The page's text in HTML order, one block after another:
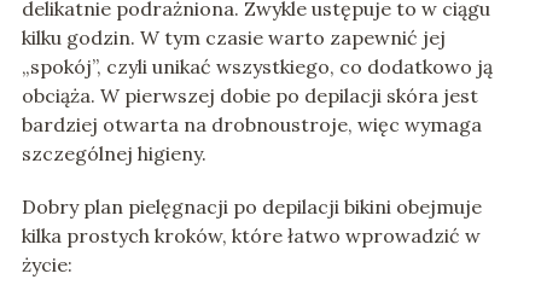
delikatnie podrażniona. Zwykle ustępuje to w ciągu
kilku godzin. W tym czasie warto zapewnić jej
„spokój”, czyli unikać wszystkiego, co dodatkowo ją
obciąża. W pierwszej dobie po depilacji skóra jest
bardziej otwarta na drobnoustroje, więc wymaga
szczególnej higieny.
Dobry plan pielęgnacji po depilacji bikini obejmuje
kilka prostych kroków, które łatwo wprowadzić w
życie: